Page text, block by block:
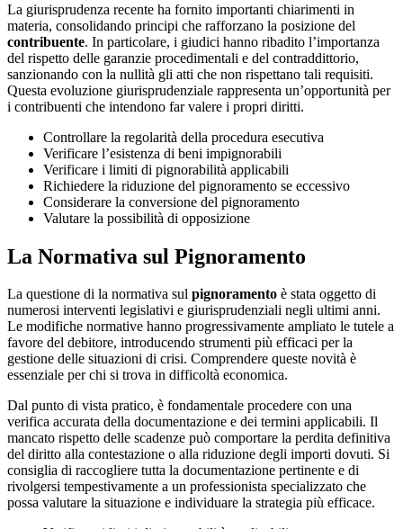
La giurisprudenza recente ha fornito importanti chiarimenti in
materia, consolidando principi che rafforzano la posizione del
contribuente. In particolare, i giudici hanno ribadito l’importanza
del rispetto delle garanzie procedimentali e del contraddittorio,
sanzionando con la nullità gli atti che non rispettano tali requisiti.
Questa evoluzione giurisprudenziale rappresenta un’opportunità per
i contribuenti che intendono far valere i propri diritti.
Controllare la regolarità della procedura esecutiva
Verificare l’esistenza di beni impignorabili
Verificare i limiti di pignorabilità applicabili
Richiedere la riduzione del pignoramento se eccessivo
Considerare la conversione del pignoramento
Valutare la possibilità di opposizione
La Normativa sul Pignoramento
La questione di la normativa sul pignoramento è stata oggetto di
numerosi interventi legislativi e giurisprudenziali negli ultimi anni.
Le modifiche normative hanno progressivamente ampliato le tutele a
favore del debitore, introducendo strumenti più efficaci per la
gestione delle situazioni di crisi. Comprendere queste novità è
essenziale per chi si trova in difficoltà economica.
Dal punto di vista pratico, è fondamentale procedere con una
verifica accurata della documentazione e dei termini applicabili. Il
mancato rispetto delle scadenze può comportare la perdita definitiva
del diritto alla contestazione o alla riduzione degli importi dovuti. Si
consiglia di raccogliere tutta la documentazione pertinente e di
rivolgersi tempestivamente a un professionista specializzato che
possa valutare la situazione e individuare la strategia più efficace.